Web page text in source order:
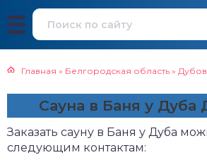
Главная » Белгородская область »
Сауна в Баня у Дуба
Заказать сауну в Баня у Дуба
следующим контактам: